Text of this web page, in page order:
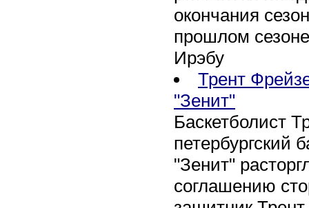
окончания
прошлом
Ирэбу
Трент
"Зенит"
Баскетболист
петербургский
"Зенит"
соглашению